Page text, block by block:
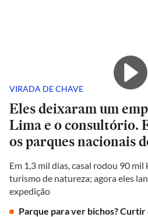
VIRADA DE CHAVE
Eles deixaram um
Lima e o consultório.
os parques nacionais
Em 1,3 mil dias, casal rodou 90
turismo de natureza; agora eles
expedição
Parque para ver bichos? Curtir